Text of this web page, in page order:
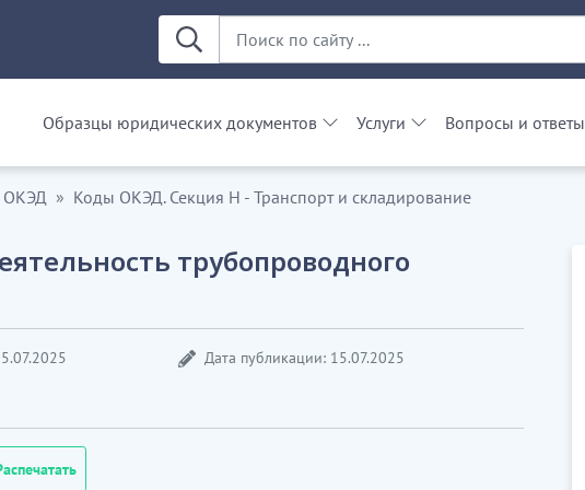
Образцы юридических документов Услуги Вопросы и ответы
ОКЭД Коды ОКЭД. Секция Н - Транспорт и складирование
трубопроводного
Дата публикации: 15.07.2025